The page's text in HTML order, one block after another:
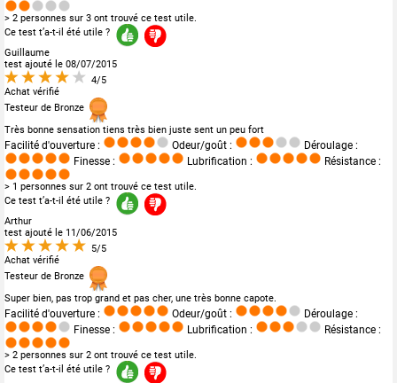
> 2 personnes sur 3 ont trouvé ce test utile.
Ce test t’a-t-il été utile ?
Guillaume
test ajouté le 08/07/2015
4/5
Achat vérifié
Testeur de Bronze
Très bonne sensation tiens très bien juste sent un peu fort
Facilité d'ouverture : Odeur/goût :
Déroulage :
Finesse :
Lubrification : Résistance :
> 1 personnes sur 2 ont trouvé ce test utile.
Ce test t’a-t-il été utile ?
Arthur
test ajouté le 11/06/2015
5/5
Achat vérifié
Testeur de Bronze
Super bien, pas trop grand et pas cher, une très bonne capote.
Facilité d'ouverture : Odeur/goût :
Déroulage :
Finesse :
Lubrification : Résistance :
> 2 personnes sur 2 ont trouvé ce test utile.
Ce test t’a-t-il été utile ?